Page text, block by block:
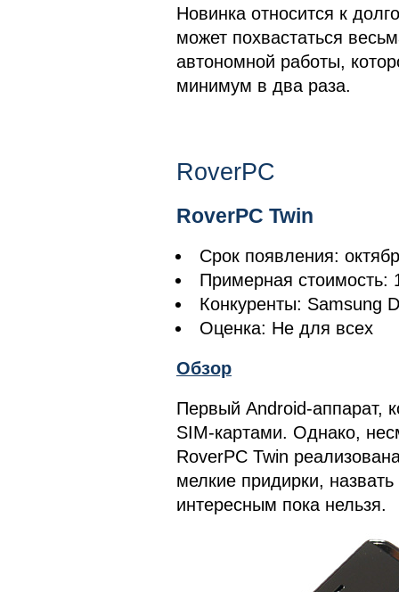
Новинка относится к
может похвастаться
автономной работы,
минимум в два раза.
RoverPC
RoverPC Twin
Срок появления:
Примерная стоимость:
Конкуренты: Samsung
Оценка: Не для всех
Обзор
Первый Android-аппарат,
SIM-картами. Однако,
RoverPC Twin
мелкие придирки,
интересным пока нельзя.